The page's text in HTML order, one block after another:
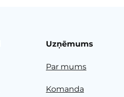
Uzņēmums
Par mums
Komanda